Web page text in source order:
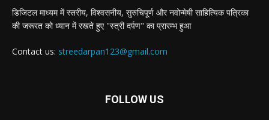
डिजिटल माध्यम में स्तरीय, विश्वसनीय, सुरुचिपूर्ण और नवोन्मेषी साहित्यिक पत्रिका
की जरूरत को ध्यान में रखते हुए "स्त्री दर्पण" का प्रारम्भ हुआ
Contact us: streedarpan123@gmail.com
FOLLOW US